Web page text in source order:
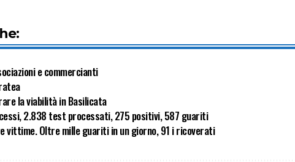
e commercianti
la viabilità in Basilicata
2.838 test processati, 275 positivi, 587 guariti
vittime. Oltre mille guariti in un giorno, 91 i ricoverati